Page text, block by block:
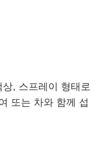
, 스프레이 형태로
또는 차와 함께 섭